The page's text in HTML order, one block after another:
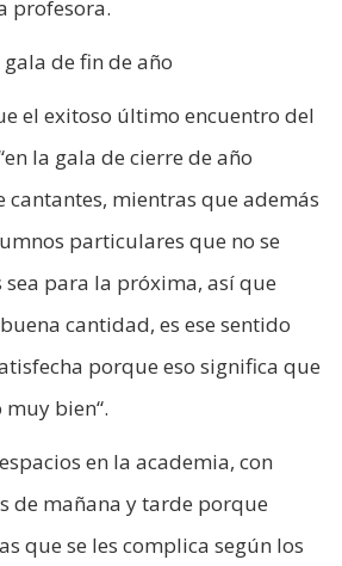
profesora.
gala de fin de año
el exitoso último encuentro del
la gala de cierre de año
mientras que además
particulares que no se
para la próxima, así que
cantidad, es ese sentido
porque eso significa que
bien“.
en la academia, con
de mañana y tarde porque
que se les complica según los